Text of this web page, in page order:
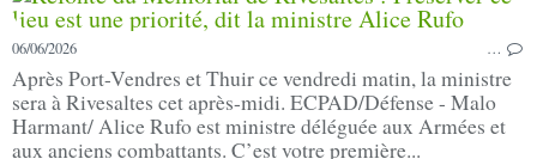
06/06/2026 …
Après Port-Vendres et Thuir ce vendredi matin, la ministre
sera à Rivesaltes cet après-midi. ECPAD/Défense - Malo
Harmant/ Alice Rufo est ministre déléguée aux Armées et
aux anciens combattants. C’est votre première...